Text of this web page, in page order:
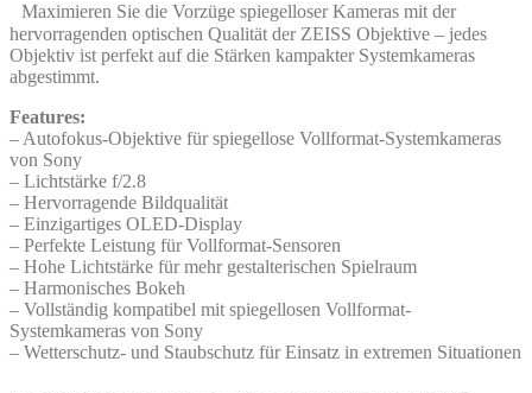
Maximieren Sie die Vorzüge spiegelloser Kameras mit der
hervorragenden optischen Qualität der ZEISS Objektive – jedes
Objektiv ist perfekt auf die Stärken kampakter Systemkameras
abgestimmt.
Features:
– Autofokus-Objektive für spiegellose Vollformat-Systemkameras
von Sony
– Lichtstärke f/2.8
– Hervorragende Bildqualität
– Einzigartiges OLED-Display
– Perfekte Leistung für Vollformat-Sensoren
– Hohe Lichtstärke für mehr gestalterischen Spielraum
– Harmonisches Bokeh
– Vollständig kompatibel mit spiegellosen Vollformat-
Systemkameras von Sony
– Wetterschutz- und Staubschutz für Einsatz in extremen Situationen